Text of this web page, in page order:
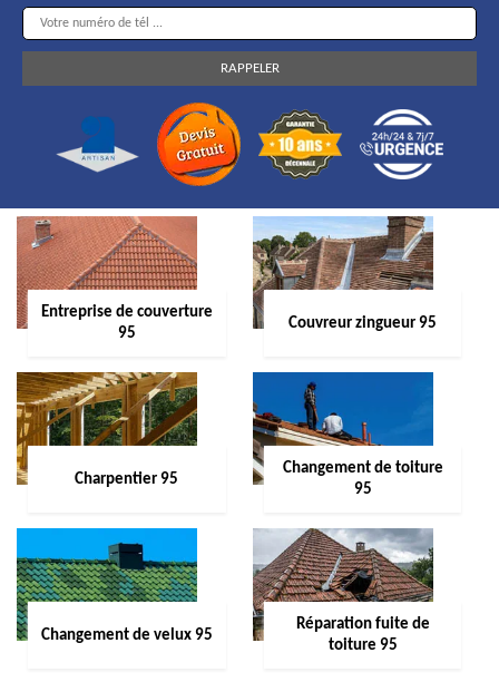
Entreprise de couverture
95
Couvreur zingueur 95
Charpentier 95
Changement de toiture
95
Changement de velux 95
Réparation fuite de
toiture 95